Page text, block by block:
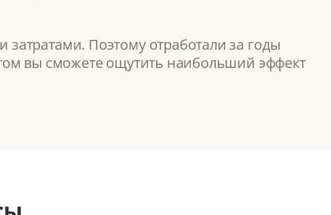
Поэтому отработали за годы
вы сможете ощутить наибольший эффект